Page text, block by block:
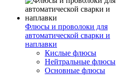
Флюсы и проволоки для
автоматической сварки и
наплавки
Кислые флюсы
Нейтральные флюсы
Основные флюсы